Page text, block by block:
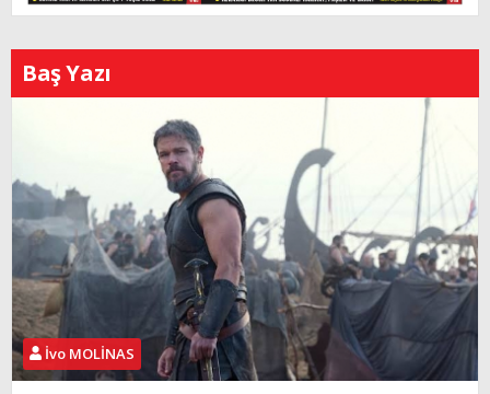
Baş Yazı
İvo MOLİNAS